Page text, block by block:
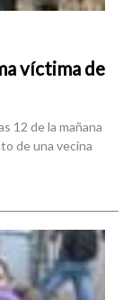
víctima de
12 de la mañana
de una vecina